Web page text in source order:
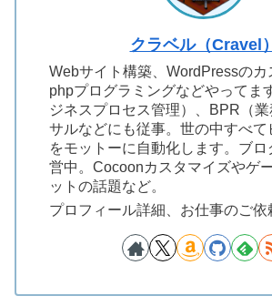
クラベル（Cravel）
Webサイト構築、WordPressの
phpプログラミングなどやってま
ジネスプロセス管理）、BPR（
サルなどにも従事。世の中すべて
をモットーに自動化します。ブロ
営中。Cocoonカスタマイズやゲ
ットの話題など。
プロフィール詳細、お仕事のご依